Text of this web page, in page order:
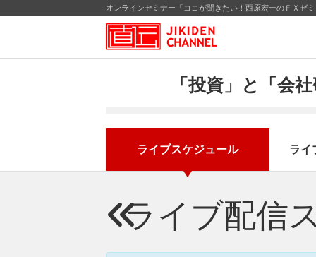
オンラインセミナー「ココが聞きたい！西原宏一のＦＸゼ
「投資」と「会
ライブスケジュール ライ
ライブ配信